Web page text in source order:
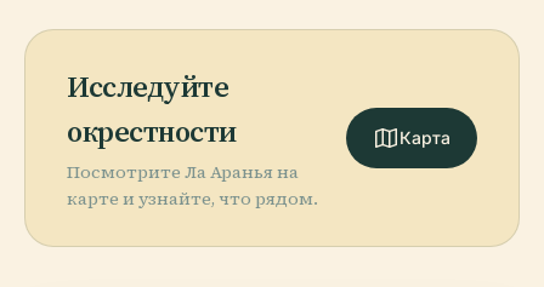
Исследуйте
окрестности
Посмотрите Ла Аранья на
карте и узнайте, что рядом.
Карта